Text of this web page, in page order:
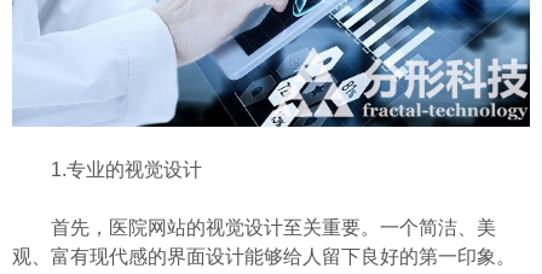
1.专业的视觉设计
首先，医院网站的视觉设计至关重要。一个简洁、美
观、富有现代感的界面设计能够给人留下良好的第一印象。